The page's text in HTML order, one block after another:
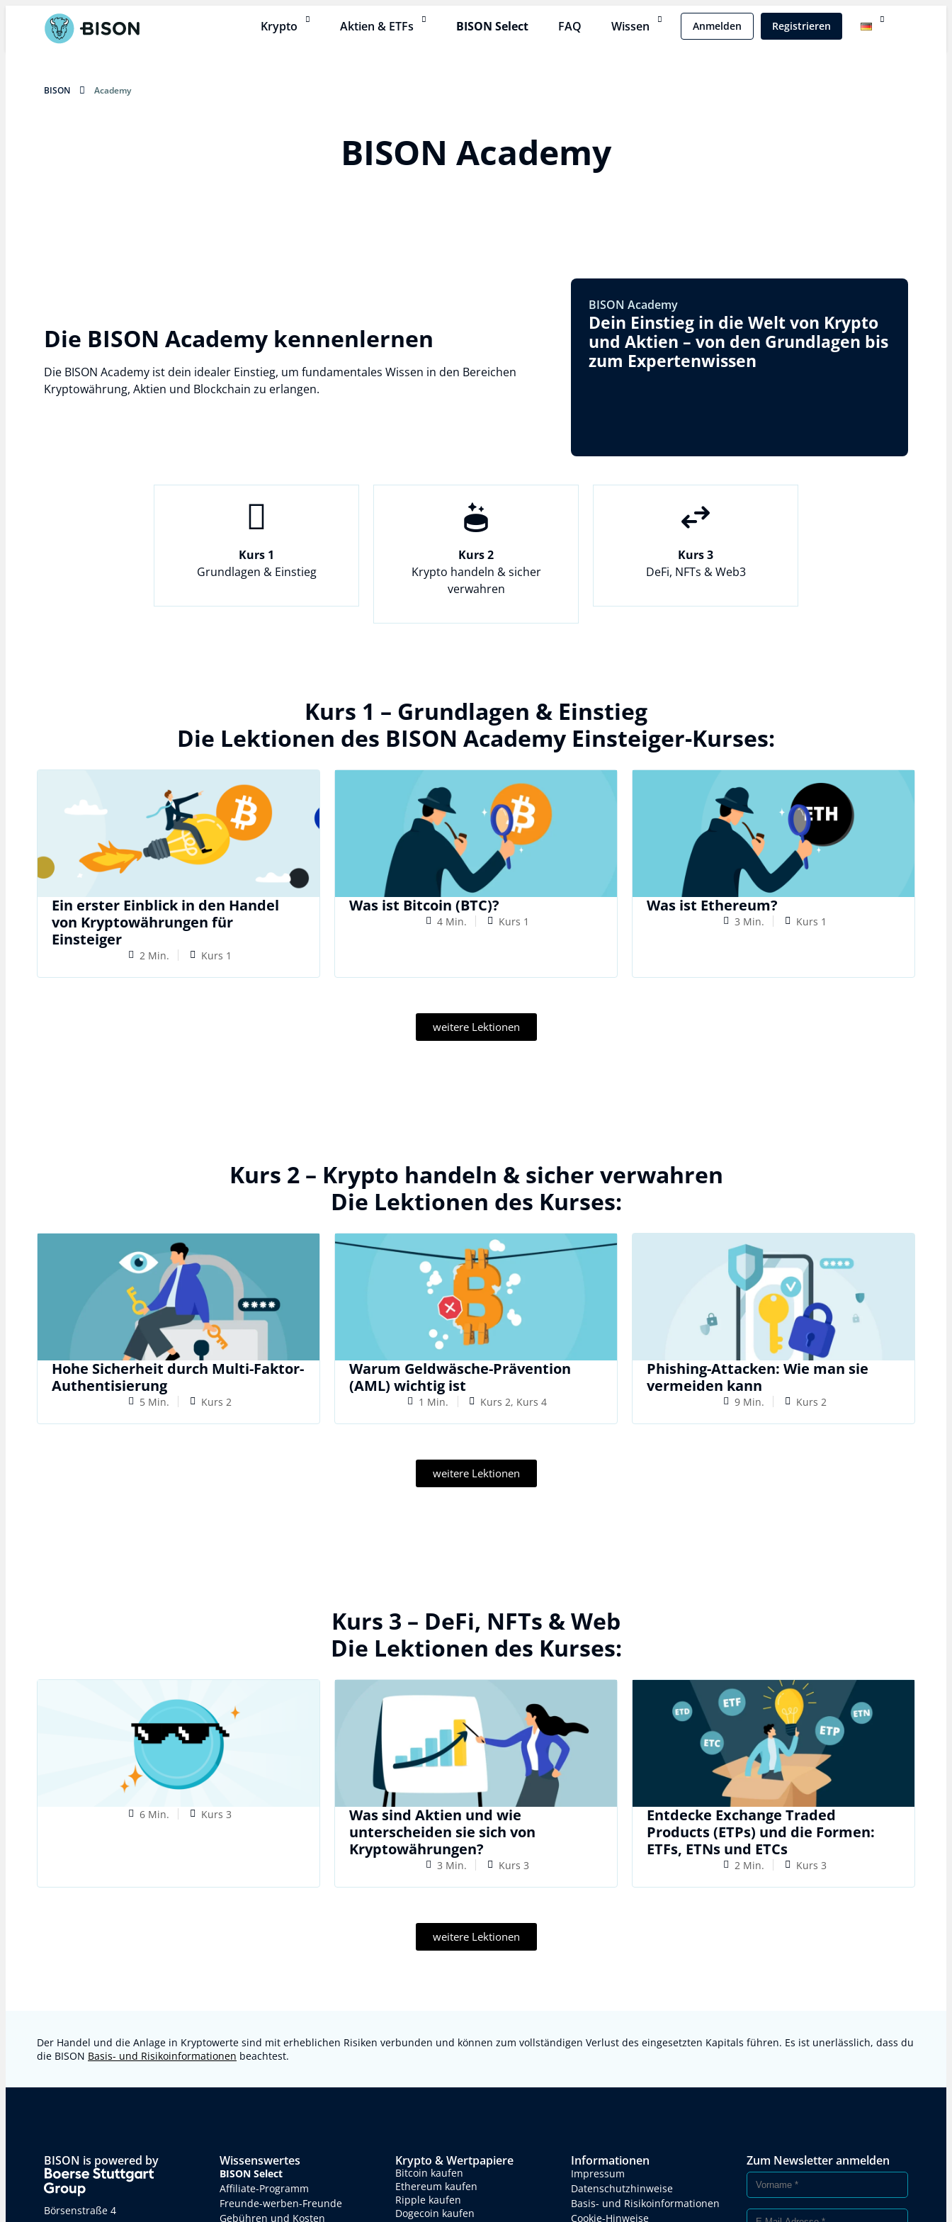
Krypto Aktien & ETFs BISON Select FAQ Wissen Anmelden Registrieren
BISON Academy
BISON Academy
Die BISON Academy kennenlernen
Die BISON Academy ist dein idealer Einstieg, um fundamentales Wissen in den Bereichen
Kryptowährung, Aktien und Blockchain zu erlangen.
BISON Academy
Dein Einstieg in die Welt von Krypto
und Aktien – von den Grundlagen bis
zum Expertenwissen
Kurs 1
Grundlagen & Einstieg
Kurs 2
Krypto handeln & sicher
verwahren
Kurs 3
DeFi, NFTs & Web3
Kurs 1 – Grundlagen & Einstieg​
Die Lektionen des BISON Academy Einsteiger-Kurses:
Ein erster Einblick in den Handel
von Kryptowährungen für
Einsteiger
2 Min. Kurs 1
Was ist Bitcoin (BTC)?
4 Min. Kurs 1
Was ist Ethereum?
3 Min. Kurs 1
weitere Lektionen
Kurs 2 – Krypto handeln & sicher verwahren
Die Lektionen des Kurses:
Hohe Sicherheit durch Multi-Faktor-
Authentisierung
5 Min. Kurs 2
Warum Geldwäsche-Prävention
(AML) wichtig ist
1 Min. Kurs 2, Kurs 4
Phishing-Attacken: Wie man sie
vermeiden kann
9 Min. Kurs 2
weitere Lektionen
Kurs 3 – DeFi, NFTs & Web
Die Lektionen des Kurses:
6 Min. Kurs 3
Was sind Aktien und wie
unterscheiden sie sich von
Kryptowährungen?
3 Min. Kurs 3
Entdecke Exchange Traded
Products (ETPs) und die Formen:
ETFs, ETNs und ETCs
2 Min. Kurs 3
weitere Lektionen
Der Handel und die Anlage in Kryptowerte sind mit erheblichen Risiken verbunden und können zum vollständigen Verlust des eingesetzten Kapitals führen. Es ist unerlässlich, dass du
die BISON Basis- und Risikoinformationen beachtest.
BISON is powered by
Börsenstraße 4
Wissenswertes
BISON Select
Affiliate-Programm
Freunde-werben-Freunde
Gebühren und Kosten
Krypto & Wertpapiere
Bitcoin kaufen
Ethereum kaufen
Ripple kaufen
Dogecoin kaufen
Informationen
Impressum
Datenschutzhinweise
Basis- und Risikoinformationen
Cookie-Hinweise
Zum Newsletter anmelden